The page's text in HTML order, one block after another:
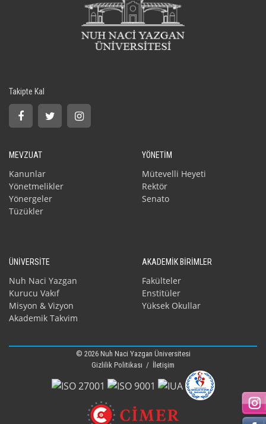
Takipte Kal
MEVZUAT
Kanunlar
Yönetmelikler
Yönergeler
Tüzükler
YÖNETİM
Mütevelli Heyeti
Rektör
Senato
ÜNİVERSİTE
Nuh Naci Yazgan
Kurucu Vakıf
Misyon & Vizyon
Akademik Takvim
AKADEMİK BİRİMLER
Fakülteler
Enstitüler
Yüksek Okullar
© 2026 Nuh Naci Yazgan Üniversitesi
Gizlilik Politikası / İletişim